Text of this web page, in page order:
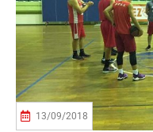
13/09/2018